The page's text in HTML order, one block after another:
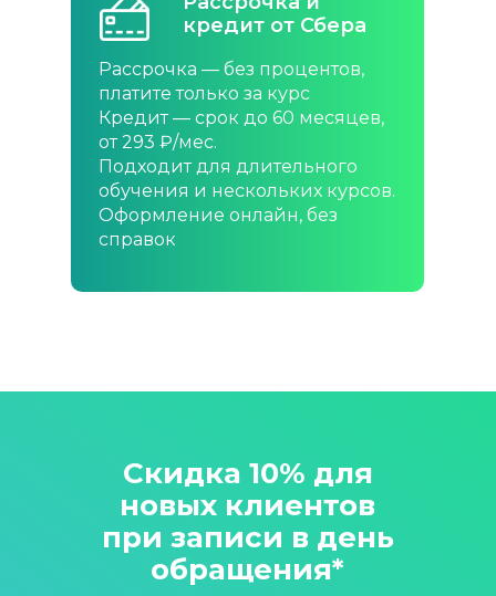
При покупке абонемента от 12
занятий. Оплачивайте удобно:
внесите только 50% в день
покупки, а оставшуюся сумму
— в течение 30 дней
50/50
Рассрочка — без процентов,
платите только за курс
Кредит — срок до 60 месяцев,
от 293 ₽/мес.
Подходит для длительного
обучения и нескольких курсов.
Оформление онлайн, без
справок
кредит от Сбера
Скидка 10% для
новых клиентов
при записи в день
обращения*